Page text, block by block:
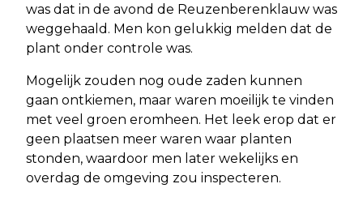
was dat in de avond de Reuzenberenklauw was
weggehaald. Men kon gelukkig melden dat de
plant onder controle was.
Mogelijk zouden nog oude zaden kunnen
gaan ontkiemen, maar waren moeilijk te vinden
met veel groen eromheen. Het leek erop dat er
geen plaatsen meer waren waar planten
stonden, waardoor men later wekelijks en
overdag de omgeving zou inspecteren.